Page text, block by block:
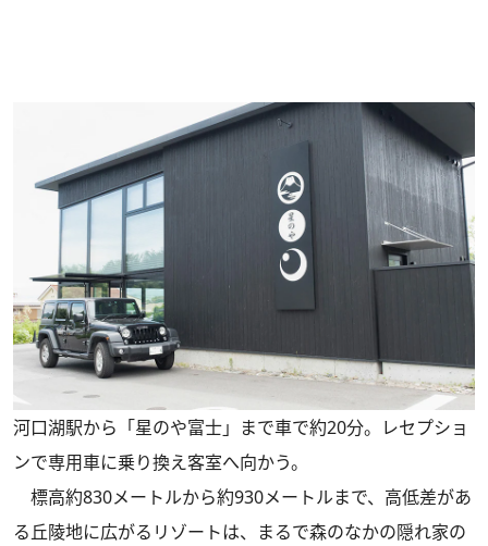
河口湖駅から「星のや富士」まで車で約20分。レセプショ
ンで専用車に乗り換え客室へ向かう。
標高約830メートルから約930メートルまで、高低差があ
る丘陵地に広がるリゾートは、まるで森のなかの隠れ家の